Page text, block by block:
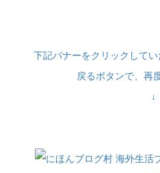
下記バナーをクリックして
戻るボタンで、再
↓